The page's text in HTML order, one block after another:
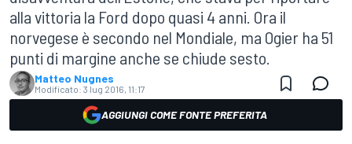
alla vittoria la Ford dopo quasi 4 anni. Ora il
norvegese è secondo nel Mondiale, ma Ogier ha 51
punti di margine anche se chiude sesto.
Matteo Nugnes
Modificato: 3 lug 2016, 11:17
AGGIUNGI COME FONTE PREFERITA